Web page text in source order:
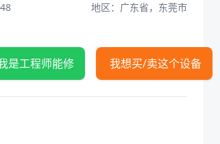
地区：广东省，东莞市
是工程师能修 我想买/卖这个设备